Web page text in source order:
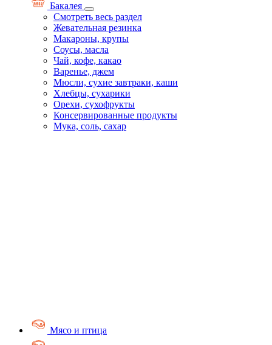
Бакалея
Смотреть весь раздел
Жевательная резинка
Макароны, крупы
Соусы, масла
Чай, кофе, какао
Варенье, джем
Мюсли, сухие завтраки, каши
Хлебцы, сухарики
Орехи, сухофрукты
Консервированные продукты
Мука, соль, сахар
Мясо и птица